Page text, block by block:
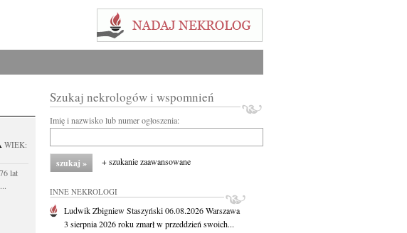
WIEK:
lat
Szukaj nekrologów i wspomnień
Imię i nazwisko lub numer ogłoszenia:
+ szukanie zaawansowane
INNE NEKROLOGI
Ludwik Zbigniew Staszyński06.08.2026Warszawa
3 sierpnia 2026 roku zmarł w przeddzień swoich...